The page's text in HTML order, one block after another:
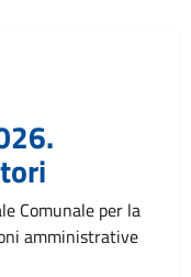
Comunale per la
amministrative